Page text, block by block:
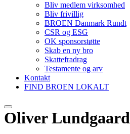
Bliv medlem virksomhed
Bliv frivillig
BROEN Danmark Rundt
CSR og ESG
OK sponsorstøtte
Skab en ny bro
Skattefradrag
Testamente og arv
Kontakt
FIND BROEN LOKALT
Oliver Lundgaard